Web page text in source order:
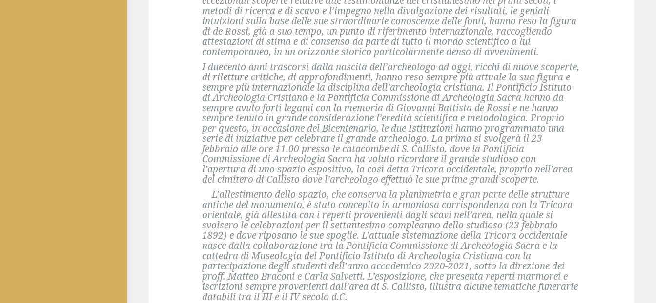
metodi di ricerca e di scavo e l’impegno nella divulgazione dei risultati, le geniali
intuizioni sulla base delle sue straordinarie conoscenze delle fonti, hanno reso la figura
di de Rossi, già a suo tempo, un punto di riferimento internazionale, raccogliendo
attestazioni di stima e di consenso da parte di tutto il mondo scientifico a lui
contemporaneo, in un orizzonte storico particolarmente denso di avvenimenti.
I duecento anni trascorsi dalla nascita dell’archeologo ad oggi, ricchi di nuove scoperte,
di riletture critiche, di approfondimenti, hanno reso sempre più attuale la sua figura e
sempre più internazionale la disciplina dell’archeologia cristiana. Il Pontificio Istituto
di Archeologia Cristiana e la Pontificia Commissione di Archeologia Sacra hanno da
sempre avuto forti legami con la memoria di Giovanni Battista de Rossi e ne hanno
sempre tenuto in grande considerazione l’eredità scientifica e metodologica. Proprio
per questo, in occasione del Bicentenario, le due Istituzioni hanno programmato una
serie di iniziative per celebrare il grande archeologo. La prima si svolgerà il 23
febbraio alle ore 11.00 presso le catacombe di S. Callisto, dove la Pontificia
Commissione di Archeologia Sacra ha voluto ricordare il grande studioso con
l’apertura di uno spazio espositivo, la così detta Tricora occidentale, proprio nell’area
del cimitero di Callisto dove l’archeologo effettuò le sue prime grandi scoperte.
L’allestimento dello spazio, che conserva la planimetria e gran parte delle strutture
antiche del monumento, è stato concepito in armoniosa corrispondenza con la Tricora
orientale, già allestita con i reperti provenienti dagli scavi nell’area, nella quale si
svolsero le celebrazioni per il settantesimo compleanno dello studioso (23 febbraio
1892) e dove riposano le sue spoglie. L’attuale sistemazione della Tricora occidentale
nasce dalla collaborazione tra la Pontificia Commissione di Archeologia Sacra e la
cattedra di Museologia del Pontificio Istituto di Archeologia Cristiana con la
partecipazione degli studenti dell’anno accademico 2020-2021, sotto la direzione dei
proff. Matteo Braconi e Carla Salvetti. L’esposizione, che presenta reperti marmorei e
iscrizioni sempre provenienti dall’area di S. Callisto, illustra alcune tematiche funerarie
databili tra il III e il IV secolo d.C.